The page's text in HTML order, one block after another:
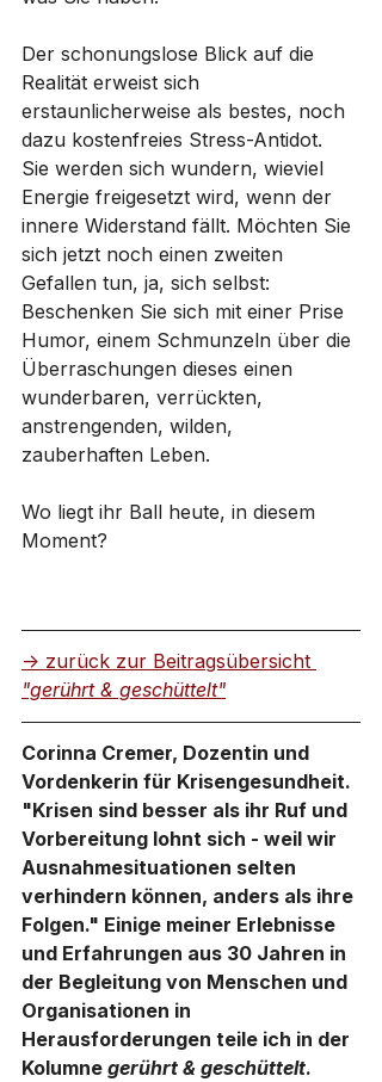
Der schonungslose Blick auf die
Realität erweist sich
erstaunlicherweise als bestes, noch
dazu kostenfreies Stress-Antidot.
Sie werden sich wundern, wieviel
Energie freigesetzt wird, wenn der
innere Widerstand fällt. Möchten Sie
sich jetzt noch einen zweiten
Gefallen tun, ja, sich selbst:
Beschenken Sie sich mit einer Prise
Humor, einem Schmunzeln über die
Überraschungen dieses einen
wunderbaren, verrückten,
anstrengenden, wilden,
zauberhaften Leben.
Wo liegt ihr Ball heute, in diesem
Moment?
-> zurück zur Beitragsübersicht
"gerührt & geschüttelt"
Corinna Cremer, Dozentin und
Vordenkerin für Krisengesundheit.
"Krisen sind besser als ihr Ruf und
Vorbereitung lohnt sich - weil wir
Ausnahmesituationen selten
verhindern können, anders als ihre
Folgen." Einige meiner Erlebnisse
und Erfahrungen aus 30 Jahren in
der Begleitung von Menschen und
Organisationen in
Herausforderungen teile ich in der
Kolumne gerührt & geschüttelt.